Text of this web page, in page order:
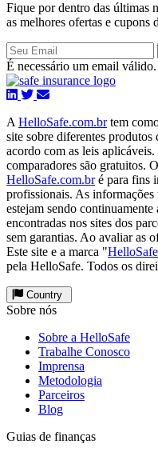
Fique por dentro das últimas
as melhores ofertas e cupons
É necessário um email válido.
A HelloSafe.com.brtem
site sobre diferentes produtos
acordo com as leis
comparadores são gratuitos.
HelloSafe.com.bré para fins
profissionais. As informações
estejam sendo
encontradas nos sites dos
sem garantias. Ao avaliar as
Este site e a marca "
pela HelloSafe. Todos os
Country
Sobre nós
Sobre a HelloSafe
Trabalhe Conosco
Imprensa
Metodologia
Parceiros
Blog
Guias de finanças